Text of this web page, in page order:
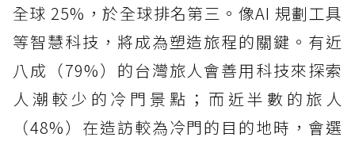
全球 25%，於全球排名第三。像AI 規劃工具
等智慧科技，將成為塑造旅程的關鍵。有近
八成（79%）的台灣旅人會善用科技來探索
人潮較少的冷門景點；而近半數的旅人
（48%）在造訪較為冷門的目的地時，會選